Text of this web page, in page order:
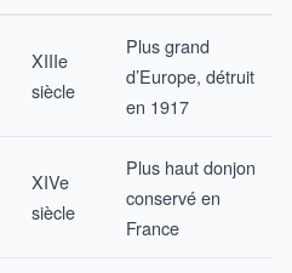
XIIIe
siècle
Plus grand
d’Europe, détruit
en 1917
XIVe
siècle
Plus haut donjon
conservé en
France